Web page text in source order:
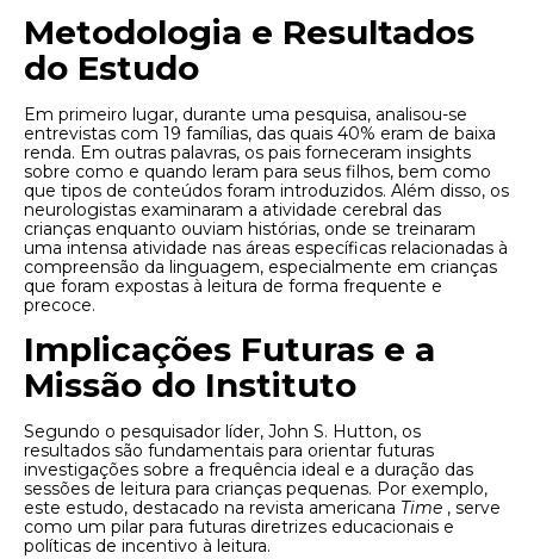
Metodologia e Resultados
do Estudo
Em primeiro lugar, durante uma pesquisa, analisou-se
entrevistas com 19 famílias, das quais 40% eram de baixa
renda. Em outras palavras, os pais forneceram insights
sobre como e quando leram para seus filhos, bem como
que tipos de conteúdos foram introduzidos. Além disso, os
neurologistas examinaram a atividade cerebral das
crianças enquanto ouviam histórias, onde se treinaram
uma intensa atividade nas áreas específicas relacionadas à
compreensão da linguagem, especialmente em crianças
que foram expostas à leitura de forma frequente e
precoce.
Implicações Futuras e a
Missão do Instituto
Segundo o pesquisador líder, John S. Hutton, os
resultados são fundamentais para orientar futuras
investigações sobre a frequência ideal e a duração das
sessões de leitura para crianças pequenas. Por exemplo,
este estudo, destacado na revista americana Time , serve
como um pilar para futuras diretrizes educacionais e
políticas de incentivo à leitura.